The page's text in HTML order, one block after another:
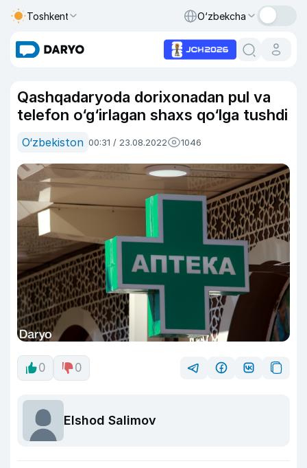
Toshkent O‘zbekcha
Qashqadaryoda dorixonadan pul va
telefon o‘g‘irlagan shaxs qo‘lga tushdi
O‘zbekiston 00:31 / 23.08.2022 1046
0 0
Elshod Salimov